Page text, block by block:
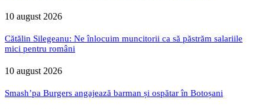
10 august 2026
Cătălin Silegeanu: Ne înlocuim muncitorii ca să păstrăm salariile
mici pentru români
10 august 2026
Smash’pa Burgers angajează barman și ospătar în Botoșani